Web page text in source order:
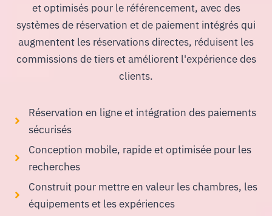
et optimisés pour le référencement, avec des
systèmes de réservation et de paiement intégrés qui
augmentent les réservations directes, réduisent les
commissions de tiers et améliorent l'expérience des
clients.
Réservation en ligne et intégration des paiements
sécurisés
Conception mobile, rapide et optimisée pour les
recherches
Construit pour mettre en valeur les chambres, les
équipements et les expériences